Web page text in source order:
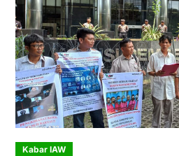
Kabar IAW